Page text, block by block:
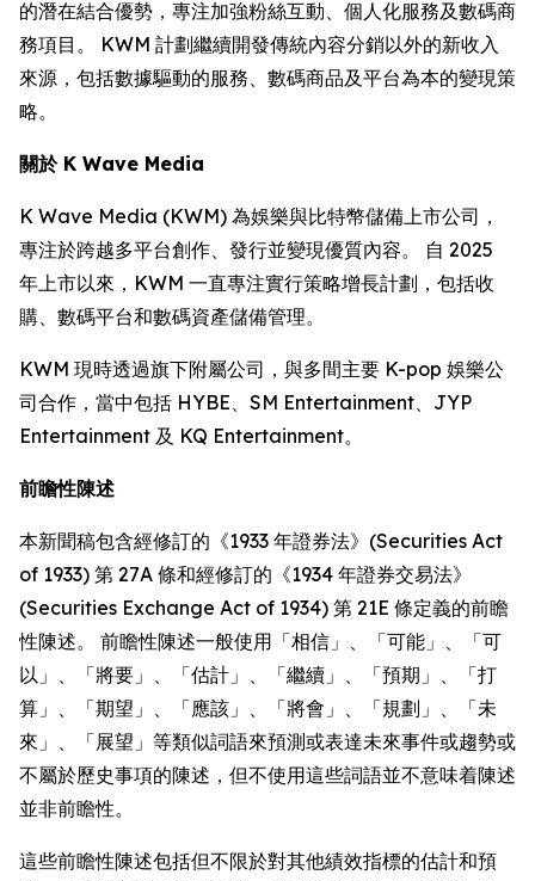
的潛在結合優勢，專注加強粉絲互動、個人化服務及數碼商
務項目。 KWM 計劃繼續開發傳統內容分銷以外的新收入
來源，包括數據驅動的服務、數碼商品及平台為本的變現策
略。
關於 K Wave Media
K Wave Media (KWM) 為娛樂與比特幣儲備上市公司，
專注於跨越多平台創作、發行並變現優質內容。 自 2025
年上市以來，KWM 一直專注實行策略增長計劃，包括收
購、數碼平台和數碼資產儲備管理。
KWM 現時透過旗下附屬公司，與多間主要 K-pop 娛樂公
司合作，當中包括 HYBE、SM Entertainment、JYP
Entertainment 及 KQ Entertainment。
前瞻性陳述
本新聞稿包含經修訂的《1933 年證券法》(Securities Act
of 1933) 第 27A 條和經修訂的《1934 年證券交易法》
(Securities Exchange Act of 1934) 第 21E 條定義的前瞻
性陳述。 前瞻性陳述一般使用「相信」、「可能」、「可
以」、「將要」、「估計」、「繼續」、「預期」、「打
算」、「期望」、「應該」、「將會」、「規劃」、「未
來」、「展望」等類似詞語來預測或表達未來事件或趨勢或
不屬於歷史事項的陳述，但不使用這些詞語並不意味着陳述
並非前瞻性。
這些前瞻性陳述包括但不限於對其他績效指標的估計和預